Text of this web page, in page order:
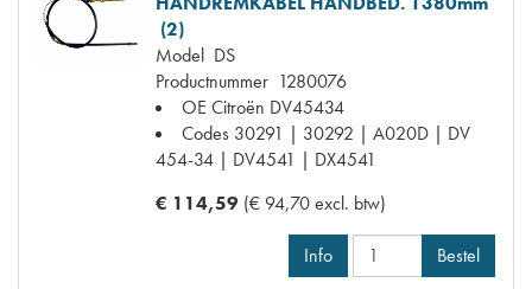
(2)
Model DS
Productnummer 1280076
OE Citroën DV45434
Codes 30291 | 30292 | A020D | DV
454-34 | DV4541 | DX4541
€ 114,59 (€ 94,70 excl. btw)
Info Bestel